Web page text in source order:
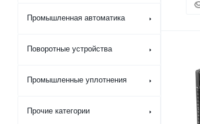
Промышленная автоматика
Поворотные устройства
Промышленные уплотнения
Прочие категории